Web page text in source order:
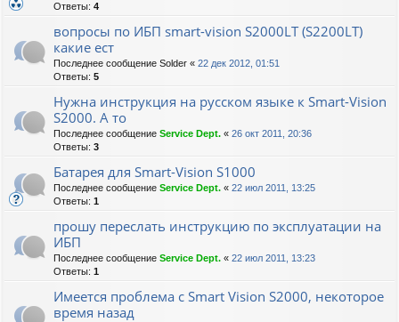
Ответы: 4
вопросы по ИБП smart-vision S2000LT (S2200LT)
какие ест
Последнее сообщение Solder « 22 дек 2012, 01:51
Ответы: 5
Нужна инструкция на русском языке к Smart-Vision
S2000. А то
Последнее сообщение Service Dept. « 26 окт 2011, 20:36
Ответы: 3
Батарея для Smart-Vision S1000
Последнее сообщение Service Dept. « 22 июл 2011, 13:25
Ответы: 1
прошу переслать инструкцию по эксплуатации на
ИБП
Последнее сообщение Service Dept. « 22 июл 2011, 13:23
Ответы: 1
Имеется проблема с Smart Vision S2000, некоторое
время назад